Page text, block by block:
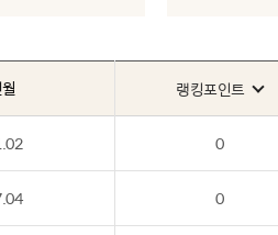
랭킹포인트
0
0